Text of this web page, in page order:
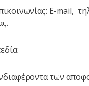
E-mail,
των